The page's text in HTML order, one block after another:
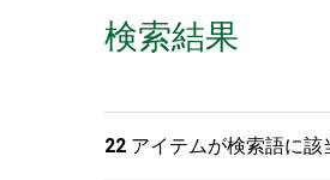
検索結果
22 アイテムが検索語に該